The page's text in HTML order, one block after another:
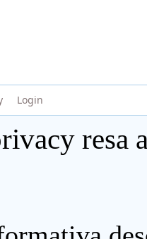
Login
resa